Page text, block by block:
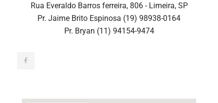
Rua Everaldo Barros ferreira, 806 - Limeira, SP
Pr. Jaime Brito Espinosa (19) 98938-0164
Pr. Bryan (11) 94154-9474